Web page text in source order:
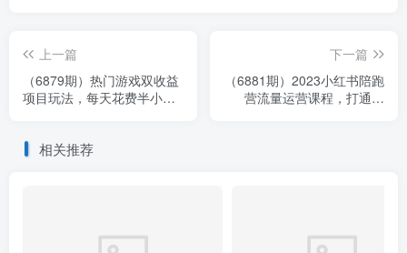
上一篇
（6879期）热门游戏双收益
项目玩法，每天花费半小
下一篇
（6881期）2023小红书陪跑
营流量运营课程，打通流
相关推荐